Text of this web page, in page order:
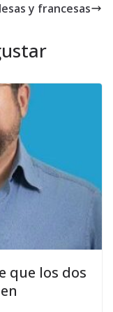
y francesas
que los dos